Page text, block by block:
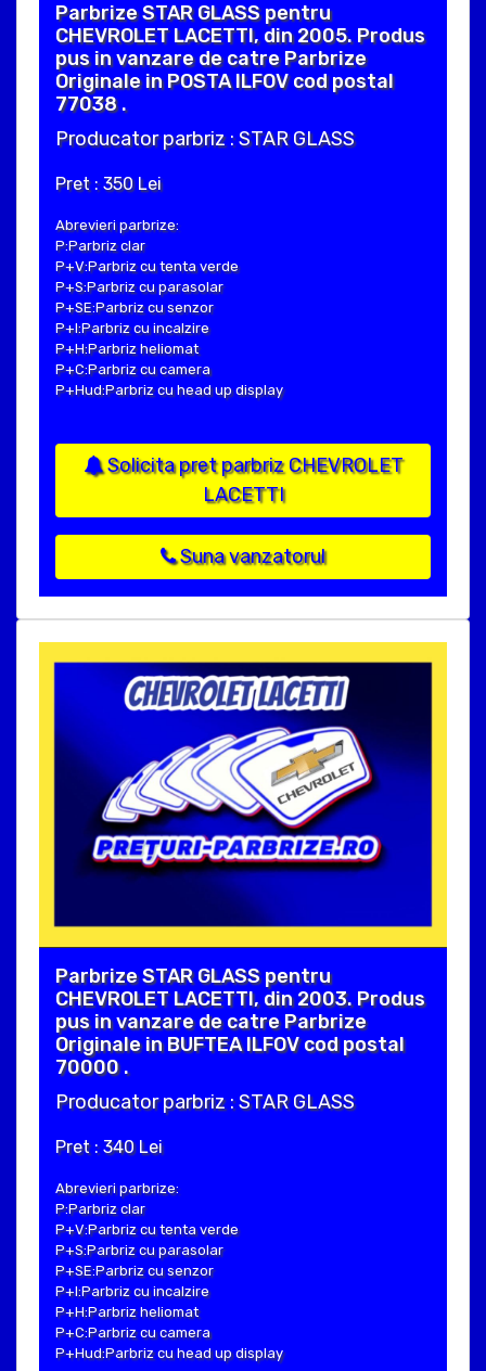
Parbrize STAR GLASS pentru
CHEVROLET LACETTI, din 2005. Produs
pus in vanzare de catre Parbrize
Originale in POSTA ILFOV cod postal
77038 .
Producator parbriz : STAR GLASS
Pret : 350 Lei
Abrevieri parbrize:
P:Parbriz clar
P+V:Parbriz cu tenta verde
P+S:Parbriz cu parasolar
P+SE:Parbriz cu senzor
P+I:Parbriz cu incalzire
P+H:Parbriz heliomat
P+C:Parbriz cu camera
P+Hud:Parbriz cu head up display
Solicita pret parbriz CHEVROLET
LACETTI
Suna vanzatorul
Parbrize STAR GLASS pentru
CHEVROLET LACETTI, din 2003. Produs
pus in vanzare de catre Parbrize
Originale in BUFTEA ILFOV cod postal
70000 .
Producator parbriz : STAR GLASS
Pret : 340 Lei
Abrevieri parbrize:
P:Parbriz clar
P+V:Parbriz cu tenta verde
P+S:Parbriz cu parasolar
P+SE:Parbriz cu senzor
P+I:Parbriz cu incalzire
P+H:Parbriz heliomat
P+C:Parbriz cu camera
P+Hud:Parbriz cu head up display